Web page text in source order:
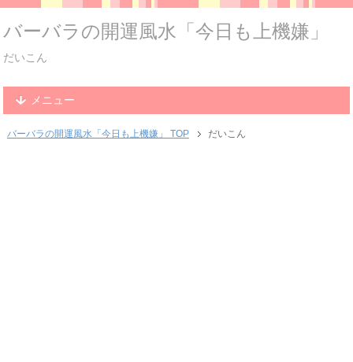
バーバラの開運風水「今日も上機嫌」
だいこん
メニュー
バーバラの開運風水「今日も上機嫌」 TOP だいこん